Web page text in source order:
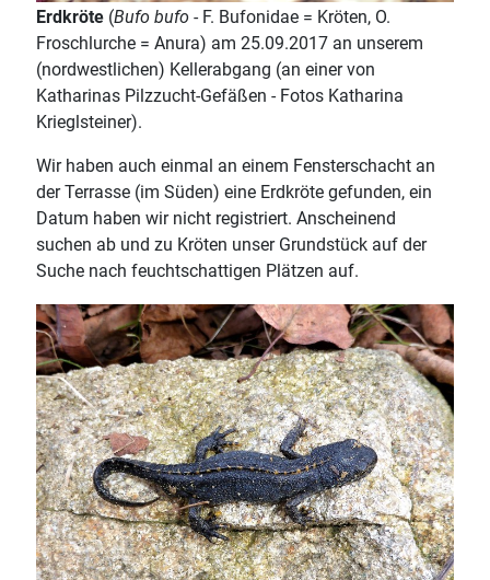
Erdkröte (Bufo bufo - F. Bufonidae = Kröten, O.
Froschlurche = Anura) am 25.09.2017 an unserem
(nordwestlichen) Kellerabgang (an einer von
Katharinas Pilzzucht-Gefäßen - Fotos Katharina
Krieglsteiner).
Wir haben auch einmal an einem Fensterschacht an
der Terrasse (im Süden) eine Erdkröte gefunden, ein
Datum haben wir nicht registriert. Anscheinend
suchen ab und zu Kröten unser Grundstück auf der
Suche nach feuchtschattigen Plätzen auf.